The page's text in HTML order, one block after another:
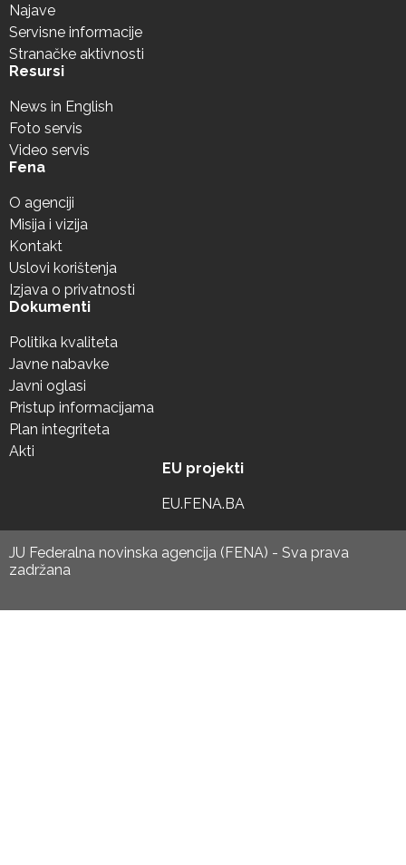
Najave
Servisne informacije
Stranačke aktivnosti
Resursi
News in English
Foto servis
Video servis
Fena
O agenciji
Misija i vizija
Kontakt
Uslovi korištenja
Izjava o privatnosti
Dokumenti
Politika kvaliteta
Javne nabavke
Javni oglasi
Pristup informacijama
Plan integriteta
Akti
EU projekti
EU.FENA.BA
JU Federalna novinska agencija (FENA) - Sva prava
zadržana